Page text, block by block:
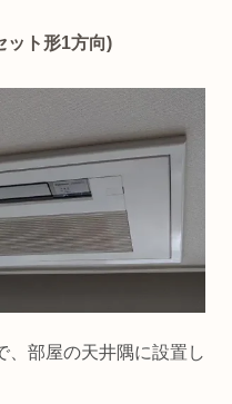
ット形1方向)
、部屋の天井隅に設置し